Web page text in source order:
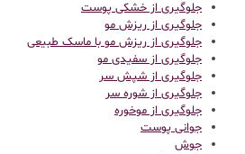
جلوگیری از خشکی پوست
جلوگیری از ریزش مو
جلوگیری از ریزش مو با ماسک طبیعی
جلوگیری از سفیدی مو
جلوگیری از شپش سر
جلوگیری از شوره سر
جلوگیری از موخوره
جوانی پوست
جوش